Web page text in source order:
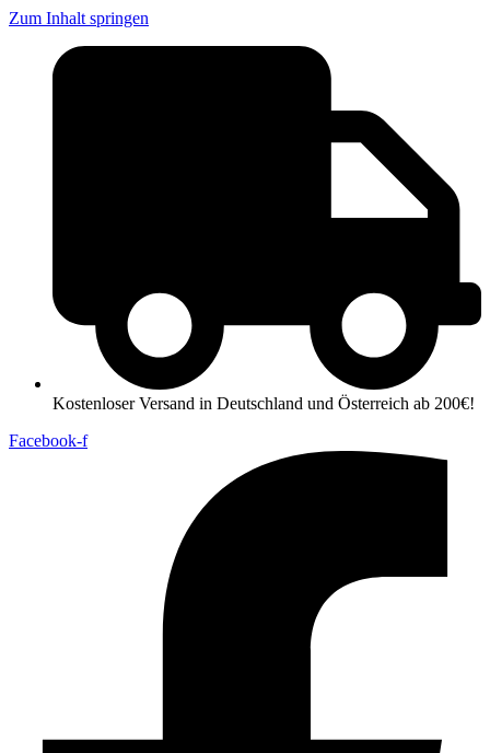
Zum Inhalt springen
Kostenloser Versand in Deutschland und Österreich ab 200€!
Facebook-f